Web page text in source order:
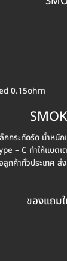
0.15ohm
ระทัดรัด น้ำหนั
C ทำให้แบตเ
ค้าทั่วประเทศ
ของแถม